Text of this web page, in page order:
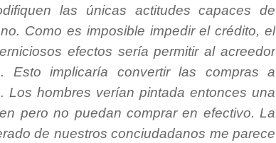
las únicas actitudes capaces de
Como es imposible impedir el crédito, el
efectos sería permitir al acreedor
Esto implicaría convertir las compras a
Los hombres verían pintada entonces una
pero no puedan comprar en efectivo. La
de nuestros conciudadanos me parece